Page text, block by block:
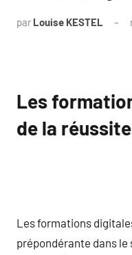
par Louise KESTEL
Les
de la réussite
Les formations
prépondérante dans le